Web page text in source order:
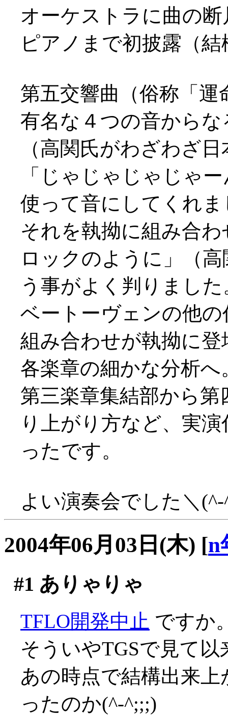
オーケストラに曲の
ピアノまで初披露（
第五交響曲（俗称「
有名な４つの音から
（高関氏がわざわざ
「じゃじゃじゃじゃ
使って音にしてくれ
それを執拗に組み合
ロックのように」（
う事がよく判りました
ベートーヴェンの他
組み合わせが執拗に
各楽章の細かな分析へ
第三楽章集結部から
り上がり方など、実
ったです。
よい演奏会でした＼
2004年06月03日(木) [n
#1 ありゃりゃ
TFLO開発中止 ですか
そういやTGSで見て
あの時点で結構出来
ったのか(^-^;;;)